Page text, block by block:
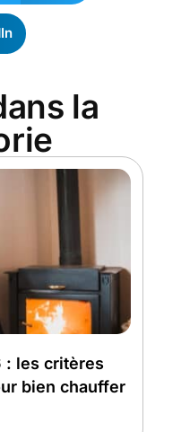
la
: les critères
bien chauffer